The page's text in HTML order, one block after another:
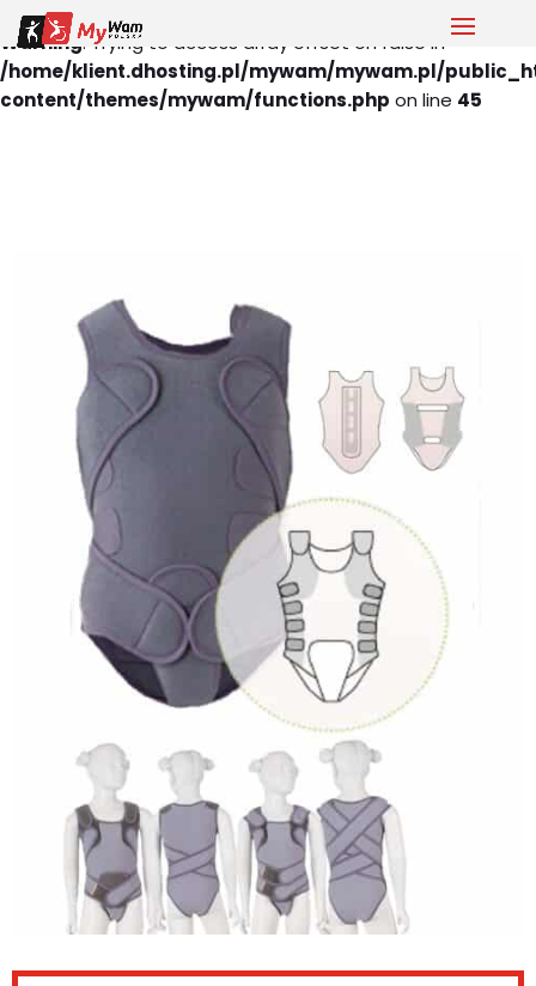
Warning: Trying to access array offset on false in
/home/klient.dhosting.pl/mywam/mywam.pl/
content/themes/mywam/functions.php on line 45